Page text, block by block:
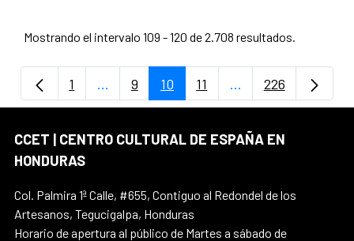
Mostrando el intervalo 109 - 120 de 2.708 resultados.
Página
1 ...Páginas intermedias Use TAB para
Página
9 Página
10 Página
11 ...PáginasPágina
226
CCET | CENTRO CULTURAL DE ESPAÑA EN
HONDURAS
Col. Palmira 1ª Calle, #655, Contiguo al Redondel de los
Artesanos, Tegucigalpa, Honduras
Horario de apertura al público de Martes a sábado de